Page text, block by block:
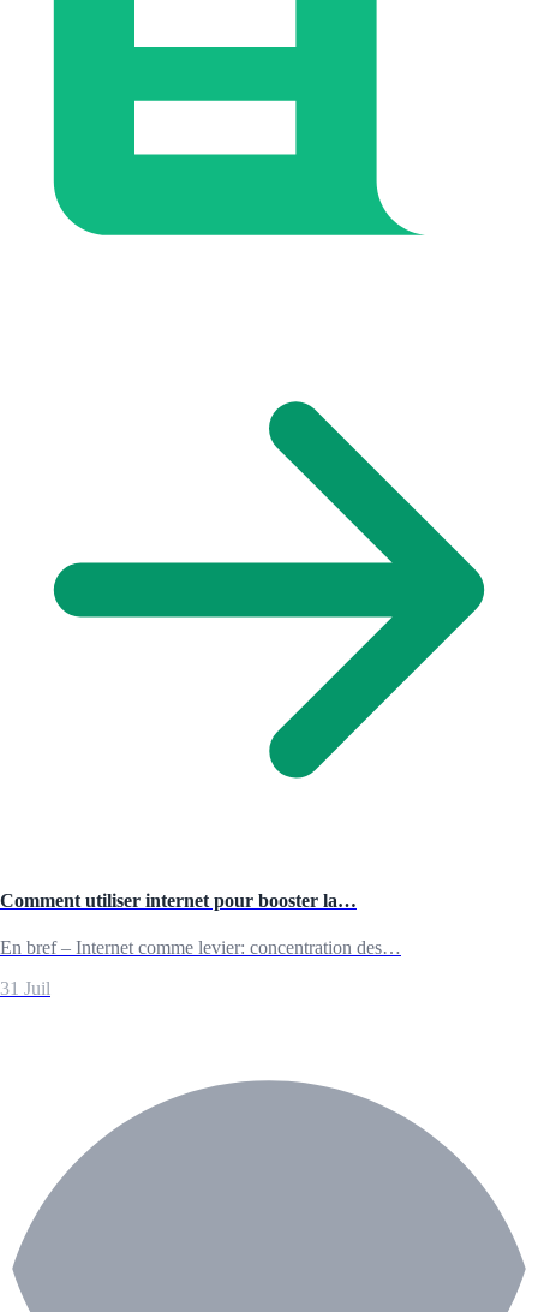
Comment utiliser internet pour booster la…
En bref – Internet comme levier: concentration des…
31 Juil